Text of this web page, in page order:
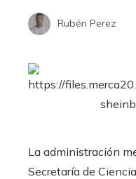
Rubén Perez
La administración
Secretaría de